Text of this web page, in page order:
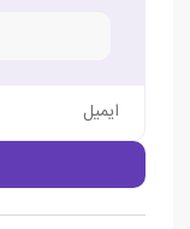
ایمیل